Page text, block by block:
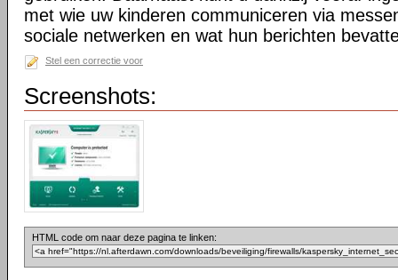
met wie uw kinderen communiceren via
sociale netwerken en wat hun berichten
Stel een correctie voor
Screenshots:
HTML code om naar deze pagina te linken: